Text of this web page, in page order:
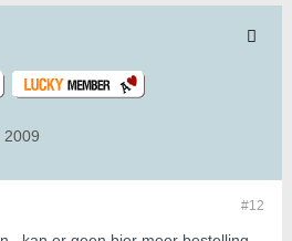
2009
#12